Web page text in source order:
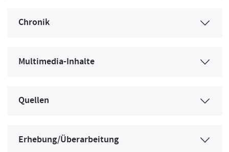
Chronik
Multimedia-Inhalte
Quellen
Erhebung/Überarbeitung